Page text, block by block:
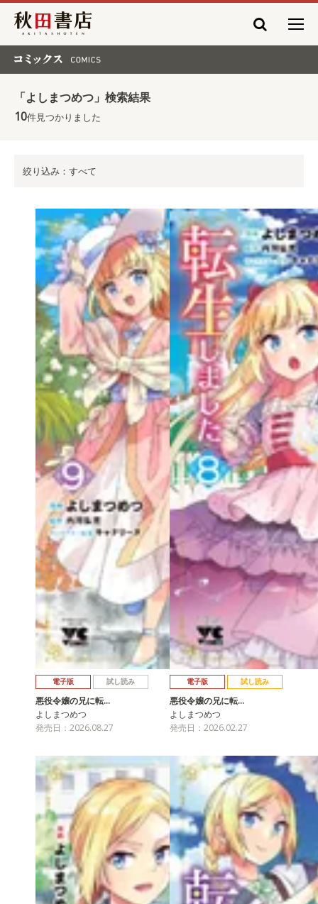
秋田書店
「よしまつめつ」検索結果
10件見つかりました
絞り込み：すべて
電子版 試し読み
悪役令嬢の兄に転…
よしまつめつ
発売日：2026.08.27
電子版 試し読み
悪役令嬢の兄に転…
よしまつめつ
発売日：2026.02.27